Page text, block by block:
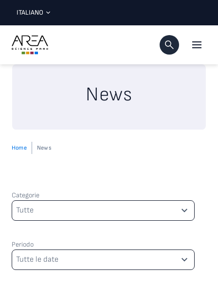
ITALIANO
News
Home News
Categorie
Categorie
Tutte
Periodo
Periodo
Tutte le date